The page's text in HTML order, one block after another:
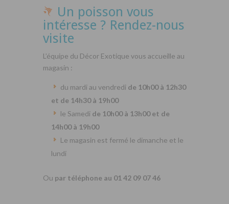
Un poisson vous
intéresse ? Rendez-nous
visite
L’équipe du Décor Exotique vous accueille au
magasin :
du mardi au vendredi de 10h00 à 12h30
et de 14h30 à 19h00
le Samedi de 10h00 à 13h00 et de
14h00 à 19h00
Le magasin est fermé le dimanche et le
lundi
Ou par téléphone au 01 42 09 07 46